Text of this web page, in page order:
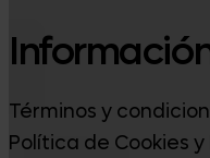
Términos y
Política de Cookies